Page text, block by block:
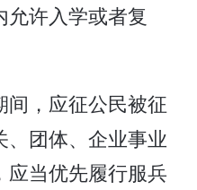
许入学或者复
，应征公民被征
团体、企业事业
当优先履行服兵